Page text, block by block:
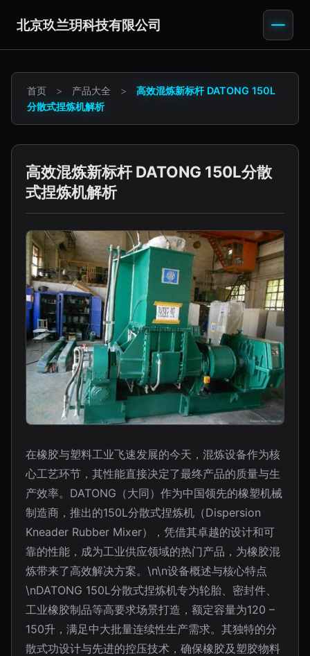
北京玖兰玥科技有限公司
首页 > 产品大全 >
高效混炼新标杆 DATONG 150L
分散式捏炼机解析
高效混炼新标杆 DATONG 150L分散
式捏炼机解析
在橡胶与塑料工业飞速发展的今天，混炼设备作为核
心工艺环节，其性能直接决定了最终产品的质量与生
产效率。DATONG（大同）作为中国领先的橡塑机械
制造商，推出的150L分散式捏炼机（Dispersion
Kneader Rubber Mixer），凭借其卓越的设计和可
靠的性能，成为工业供应领域的热门产品，为橡胶混
炼带来了高效解决方案。\n\n设备概述与核心特点
\nDATONG 150L分散式捏炼机专为轮胎、密封件、
工业橡胶制品等高要求场景打造，额定容量为120 –
150升，满足中大批量连续性生产需求。其独特的分
散式功设计与先进的控压技术，确保橡胶及塑胶物料